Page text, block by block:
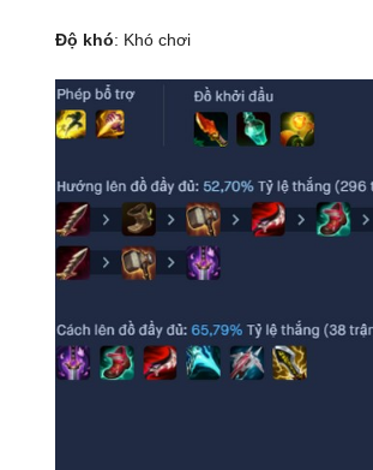
Độ khó: Khó chơi